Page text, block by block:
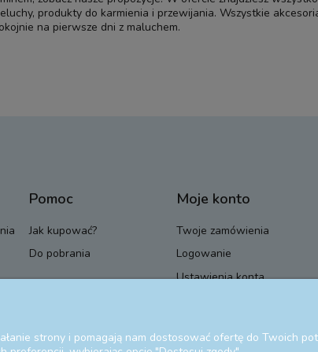
produkty do karmienia i przewijania. Wszystkie
na pierwsze dni z maluchem.
Pomoc
Jak kupować?
Do pobrania
Moje konto
Twoje zamówienia
Logowanie
Ustawienia konta
strony i pomagają nam dostosować ofertę do Twoich